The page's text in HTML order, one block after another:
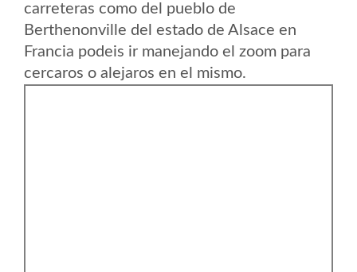
carreteras como del pueblo de
Berthenonville del estado de Alsace en
Francia podeis ir manejando el zoom para
cercaros o alejaros en el mismo.